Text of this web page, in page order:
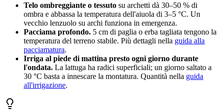
Telo ombreggiante o tessuto su archetti dà 30–50 % di
ombra e abbassa la temperatura dell'aiuola di 3–5 °C. Un
vecchio lenzuolo su archi funziona in emergenza.
Pacciama profondo. 5 cm di paglia o erba tagliata tengono la
temperatura del terreno stabile. Più dettagli nella guida alla
pacciamatura.
Irriga al piede di mattina presto ogni giorno durante
l'ondata. La lattuga ha radici superficiali; un giorno saltato a
30 °C basta a innescare la montatura. Quantità nella guida
all'irrigazione.